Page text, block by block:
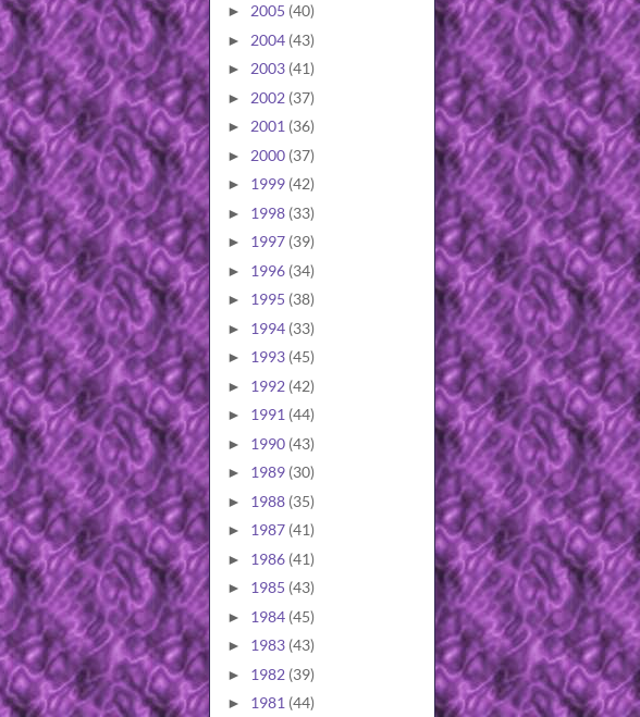
► 2005 (40)
► 2004 (43)
► 2003 (41)
► 2002 (37)
► 2001 (36)
► 2000 (37)
► 1999 (42)
► 1998 (33)
► 1997 (39)
► 1996 (34)
► 1995 (38)
► 1994 (33)
► 1993 (45)
► 1992 (42)
► 1991 (44)
► 1990 (43)
► 1989 (30)
► 1988 (35)
► 1987 (41)
► 1986 (41)
► 1985 (43)
► 1984 (45)
► 1983 (43)
► 1982 (39)
► 1981 (44)